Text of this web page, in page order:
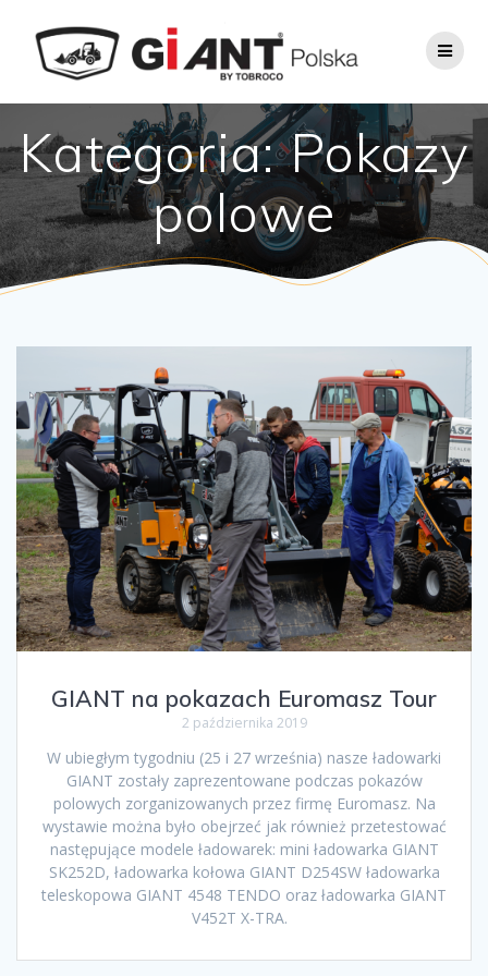
to
content
Kategoria:Pokazy
polowe
GIANT na pokazach Euromasz Tour
2 października 2019
W ubiegłym tygodniu (25 i 27 września) nasze ładowarki
GIANT zostały zaprezentowane podczas pokazów
polowych zorganizowanych przez firmę Euromasz. Na
wystawie można było obejrzeć jak również przetestować
następujące modele ładowarek: mini ładowarka GIANT
SK252D, ładowarka kołowa GIANT D254SW ładowarka
teleskopowa GIANT 4548 TENDO oraz ładowarka GIANT
V452T X-TRA.